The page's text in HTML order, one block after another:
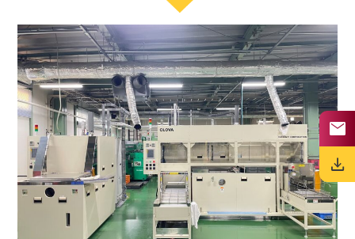
mail
download